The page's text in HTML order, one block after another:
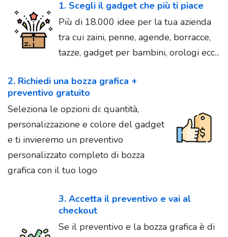
1. Scegli il gadget che più ti piace
Più di 18.000 idee per la tua azienda
tra cui zaini, penne, agende, borracce,
tazze, gadget per bambini, orologi ecc...
2. Richiedi una bozza grafica +
preventivo gratuito
Seleziona le opzioni di: quantità,
personalizzazione e colore del gadget
e ti invieremo un preventivo
personalizzato completo di bozza
grafica con il tuo logo
3. Accetta il preventivo e vai al
checkout
Se il preventivo e la bozza grafica è di